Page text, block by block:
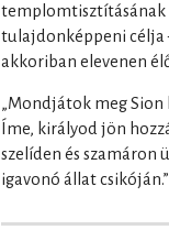
templomtisztításának
tulajdonképpeni célja
akkoriban elevenen
„Mondjátok meg Sion
Íme, királyod jön
szelíden és szamáron
igavonó állat csikóján.”